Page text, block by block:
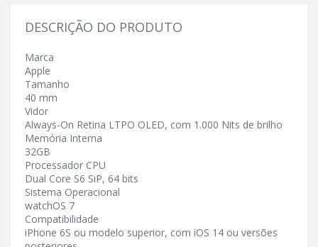
DESCRIÇÃO DO PRODUTO
Marca
Apple
Tamanho
40 mm
Vidor
Always-On Retina LTPO OLED, com 1.000 Nits de brilho
Memória Interna
32GB
Processador CPU
Dual Core S6 SiP, 64 bits
Sistema Operacional
watchOS 7
Compatibilidade
iPhone 6S ou modelo superior, com iOS 14 ou versões